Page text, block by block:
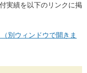
実績を以下のリンクに掲
別ウィンドウで開きま